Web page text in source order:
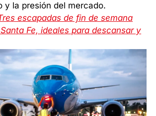
y la presión del mercado.
escapadas de fin de semana
Fe, ideales para descansar y